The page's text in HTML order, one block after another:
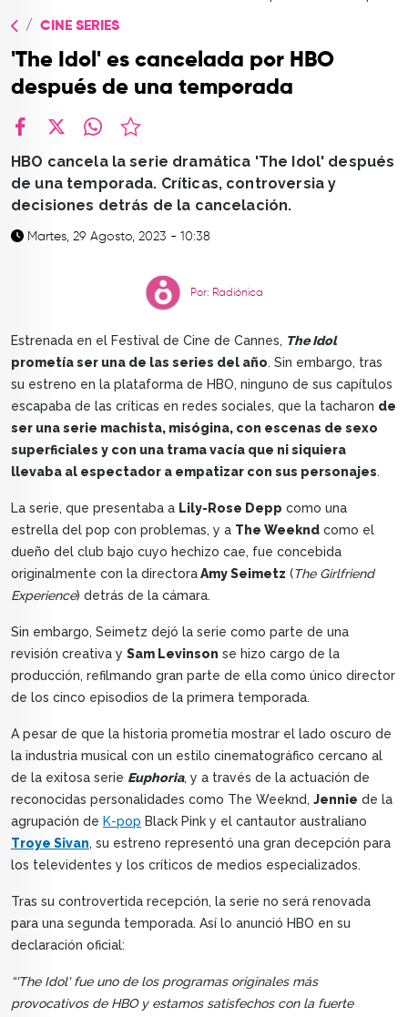
CONTACTO
CINE SERIES
'The Idol' es cancelada por HBO
después de una temporada
HBO cancela la serie dramática 'The Idol' después
de una temporada. Críticas, controversia y
decisiones detrás de la cancelación.
Martes, 29 Agosto, 2023 - 10:38
Por: Radiónica
Estrenada en el Festival de Cine de Cannes, The Idol
prometía ser una de las series del año. Sin embargo, tras
su estreno en la plataforma de HBO, ninguno de sus capítulos
escapaba de las críticas en redes sociales, que la tacharon de
ser una serie machista, misógina, con escenas de sexo
superficiales y con una trama vacía que ni siquiera
llevaba al espectador a empatizar con sus personajes.
La serie, que presentaba a Lily-Rose Depp como una
estrella del pop con problemas, y a The Weeknd como el
dueño del club bajo cuyo hechizo cae, fue concebida
originalmente con la directoraAmy Seimetz (The Girlfriend
Experience) detrás de la cámara.
Sin embargo, Seimetz dejó la serie como parte de una
revisión creativa y Sam Levinson se hizo cargo de la
producción, refilmando gran parte de ella como único director
de los cinco episodios de la primera temporada.
A pesar de que la historia prometía mostrar el lado oscuro de
la industria musical con un estilo cinematográfico cercano al
de la exitosa serie Euphoria, y a través de la actuación de
reconocidas personalidades como The Weeknd, Jennie de la
agrupación de K-pop Black Pink y el cantautor australiano
Troye Sivan, su estreno representó una gran decepción para
los televidentes y los críticos de medios especializados.
Tras su controvertida recepción, la serie no será renovada
para una segunda temporada. Así lo anunció HBO en su
declaración oficial:
“'The Idol' fue uno de los programas originales más
provocativos de HBO y estamos satisfechos con la fuerte